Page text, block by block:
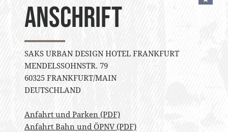
Anschrift
SAKS URBAN DESIGN HOTEL FRANKFURT
MENDELSSOHNSTR. 79
60325 FRANKFURT/MAIN
DEUTSCHLAND
Anfahrt und Parken (PDF)
Anfahrt Bahn und ÖPNV (PDF)